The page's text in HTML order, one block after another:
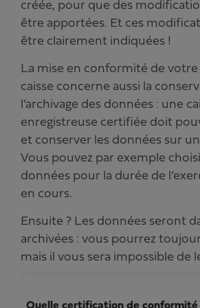
créée, pour que des
être apportées. Et ces
être clairement indiquées !
La mise en conformité de votre
caisse concerne aussi la
l’archivage des données : une
enregistreuse certifiée doit
et conserver les données sur
Vous pouvez par exemple
données pour la durée de
en cours.
Ensuite ? Les données seront
archivées : vous pourrez
mais il vous sera impossible de
Quelle certification de conformité